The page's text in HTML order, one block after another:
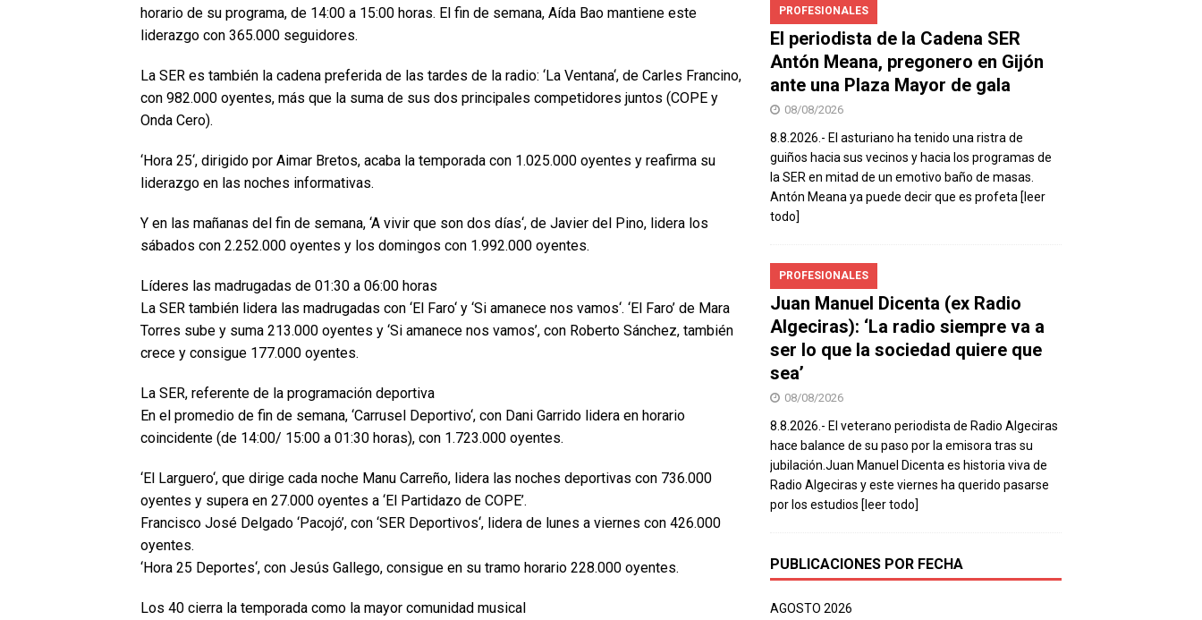
horario de su programa, de 14:00 a 15:00 horas. El fin de semana, Aída Bao mantiene este
liderazgo con 365.000 seguidores.
La SER es también la cadena preferida de las tardes de la radio: ‘La Ventana‘, de Carles Francino,
con 982.000 oyentes, más que la suma de sus dos principales competidores juntos (COPE y
Onda Cero).
‘Hora 25‘, dirigido por Aimar Bretos, acaba la temporada con 1.025.000 oyentes y reafirma su
liderazgo en las noches informativas.
Y en las mañanas del fin de semana, ‘A vivir que son dos días‘, de Javier del Pino, lidera los
sábados con 2.252.000 oyentes y los domingos con 1.992.000 oyentes.
Líderes las madrugadas de 01:30 a 06:00 horas
La SER también lidera las madrugadas con ‘El Faro‘ y ‘Si amanece nos vamos‘. ‘El Faro’ de Mara
Torres sube y suma 213.000 oyentes y ‘Si amanece nos vamos’, con Roberto Sánchez, también
crece y consigue 177.000 oyentes.
La SER, referente de la programación deportiva
En el promedio de fin de semana, ‘Carrusel Deportivo‘, con Dani Garrido lidera en horario
coincidente (de 14:00/ 15:00 a 01:30 horas), con 1.723.000 oyentes.
‘El Larguero‘, que dirige cada noche Manu Carreño, lidera las noches deportivas con 736.000
oyentes y supera en 27.000 oyentes a ‘El Partidazo de COPE’.
Francisco José Delgado ‘Pacojó’, con ‘SER Deportivos‘, lidera de lunes a viernes con 426.000
oyentes.
‘Hora 25 Deportes‘, con Jesús Gallego, consigue en su tramo horario 228.000 oyentes.
Los 40 cierra la temporada como la mayor comunidad musical
PROFESIONALES
El periodista de la Cadena SER
Antón Meana, pregonero en Gijón
ante una Plaza Mayor de gala
08/08/2026
8.8.2026.- El asturiano ha tenido una ristra de
guiños hacia sus vecinos y hacia los programas de
la SER en mitad de un emotivo baño de masas.
Antón Meana ya puede decir que es profeta [leer
todo]
PROFESIONALES
Juan Manuel Dicenta (ex Radio
Algeciras): ‘La radio siempre va a
ser lo que la sociedad quiere que
sea’
08/08/2026
8.8.2026.- El veterano periodista de Radio Algeciras
hace balance de su paso por la emisora tras su
jubilación.Juan Manuel Dicenta es historia viva de
Radio Algeciras y este viernes ha querido pasarse
por los estudios [leer todo]
PUBLICACIONES POR FECHA
AGOSTO 2026